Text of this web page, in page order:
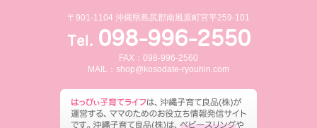
〒901-1104 沖縄県島尻郡南風原町宮平259-101
FAX：098-996-2560
MAIL： shop@kosodate-ryouhin.com